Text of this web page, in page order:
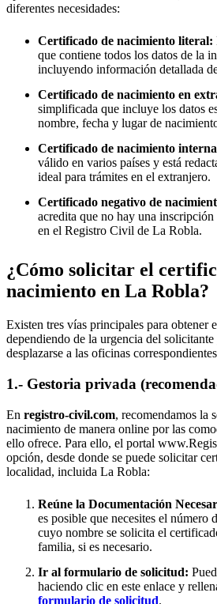
diferentes necesidades:
Certificado de nacimiento literal:
que contiene todos los datos de la
incluyendo información detallada
Certificado de nacimiento en
simplificada que incluye los datos
nombre, fecha y lugar de
Certificado de nacimiento
válido en varios países y está
ideal para trámites en el extranjero.
Certificado negativo de
acredita que no hay una
en el Registro Civil de La Robla.
¿Cómo solicitar el
nacimiento en La Robla?
Existen tres vías principales para obtener
dependiendo de la urgencia del
desplazarse a las oficinas
1.- Gestoria privada
En registro-civil.com, recomendamos la
nacimiento de manera online por las
ello ofrece. Para ello, el portal
opción, desde donde se puede solicitar
localidad, incluida La Robla:
Reúne la Documentación
es posible que necesites el número
cuyo nombre se solicita el
familia, si es necesario.
Ir al formulario de solicitud:
haciendo clic en este enlace y
formulario de solicitud.